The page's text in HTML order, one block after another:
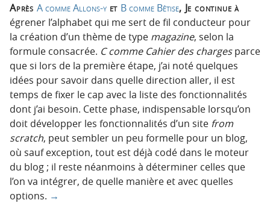
Après A comme Allons-yet B comme Bêtise, Je continue à
égrener l’alphabet qui me sert de fil conducteur pour
la création d’un thème de type magazine, selon la
formule consacrée. C comme Cahier des chargesparce
que si lors de la première étape, j’ai noté quelques
idées pour savoir dans quelle direction aller, il est
temps de fixer le cap avec la liste des fonctionnalités
dont j’ai besoin. Cette phase, indispensable lorsqu’on
doit développer les fonctionnalités d’un site from
scratch, peut sembler un peu formelle pour un blog,
où sauf exception, tout est déjà codé dans le moteur
du blog ; il reste néanmoins à déterminer celles que
l’on va intégrer, de quelle manière et avec quelles
options. →